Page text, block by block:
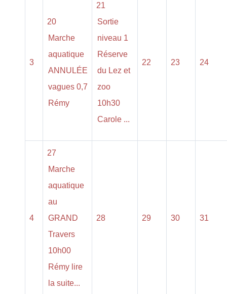
3
20
Marche
aquatique
ANNULÉE
vagues 0,7
Rémy
21
Sortie
niveau 1
Réserve
du Lez et
zoo
10h30
Carole ...
22 23 24
4
27
Marche
aquatique
au
GRAND
Travers
10h00
Rémy lire
la suite...
28 29 30 31